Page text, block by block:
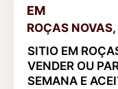
EM
ROÇAS NOVAS,
SITIO EM
VENDER OU
SEMANA E